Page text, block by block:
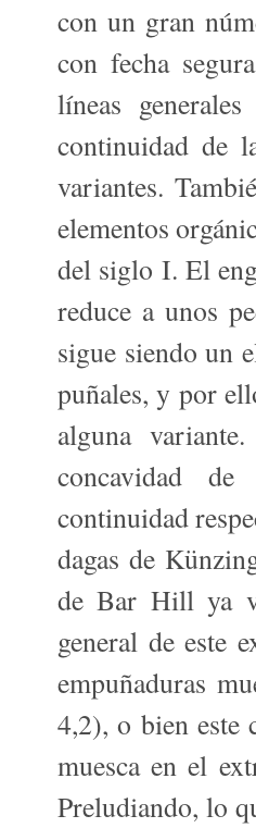
con un gran
con fecha
líneas
continuidad de
variantes.
elementos
del siglo I. El
reduce a unos
sigue siendo un
puñales, y por
alguna
concavidad
continuidad
dagas de
de Bar Hill ya
general de este
empuñaduras
4,2), o bien este
muesca en el
Preludiando, lo